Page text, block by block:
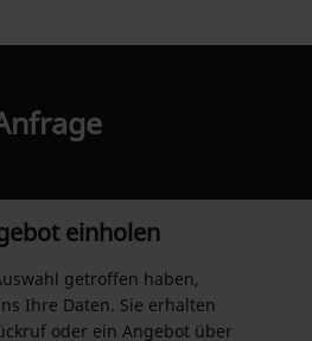
einholen
getroffen haben,
Ihre Daten. Sie erhalten
oder ein Angebot über